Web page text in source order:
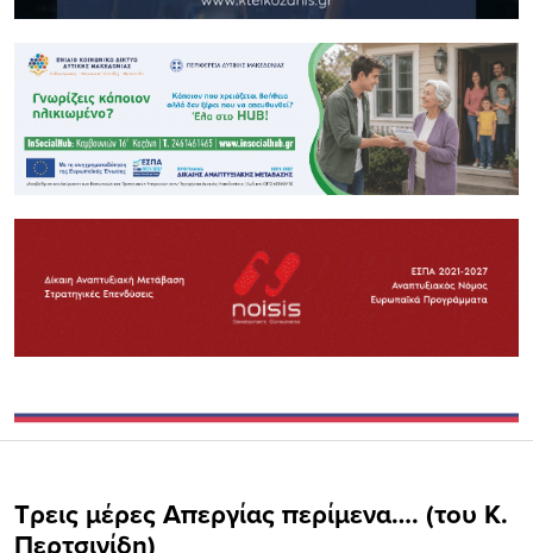
Τρεις μέρες Απεργίας περίμενα…. (του Κ.
Περτσινίδη)